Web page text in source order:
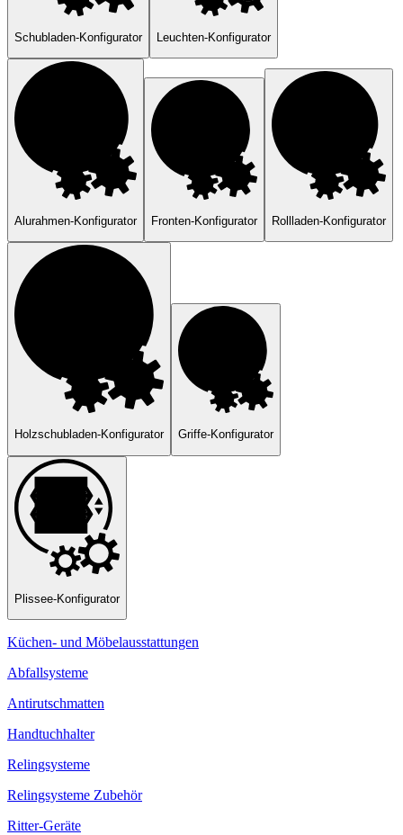
Schubladen-Konfigurator Leuchten-Konfigurator
Alurahmen-Konfigurator Fronten-Konfigurator Rollladen-Konfigurator
Holzschubladen-Konfigurator Griffe-Konfigurator
Plissee-Konfigurator
Küchen- und Möbelausstattungen
Abfallsysteme
Antirutschmatten
Handtuchhalter
Relingsysteme
Relingsysteme Zubehör
Ritter-Geräte